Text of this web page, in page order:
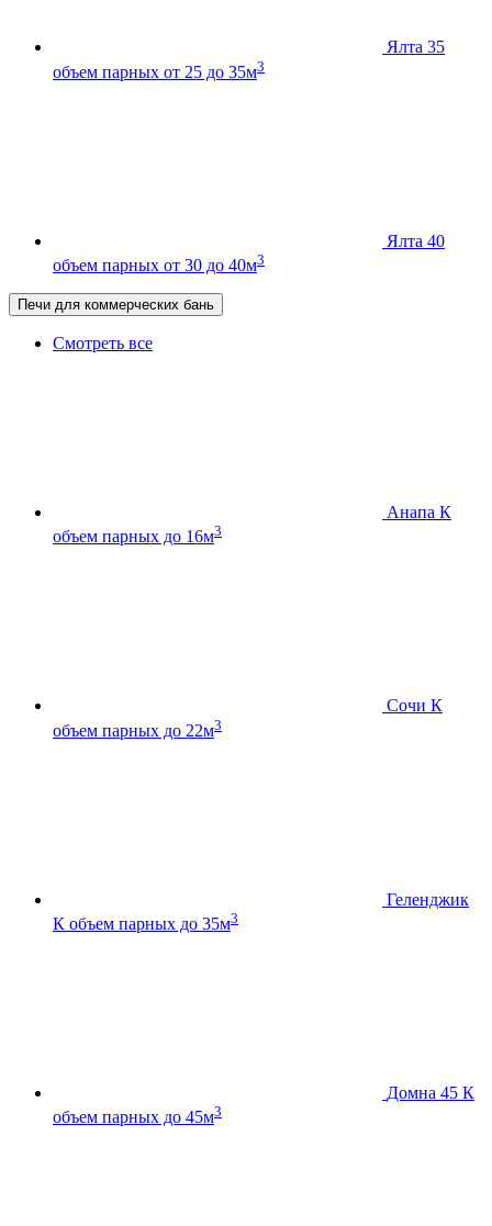
Ялта 35
объем парных от 25 до 35м3
Ялта 40
объем парных от 30 до 40м3
Печи для коммерческих бань
Смотреть все
Анапа К
объем парных до 16м3
Сочи К
объем парных до 22м3
Геленджик
К объем парных до 35м3
Домна 45 К
объем парных до 45м3